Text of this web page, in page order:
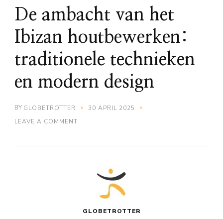
De ambacht van het
Ibizan houtbewerken:
traditionele technieken
en modern design
BY GLOBETROTTER
30 APRIL 2025
LEAVE A COMMENT
VAN
HOUTBEWERKEN:
TRADITIONELE
TECHNIEKEN
DESIGN
GLOBETROTTER